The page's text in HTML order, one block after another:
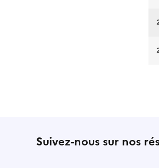
Suivez-nous sur nos